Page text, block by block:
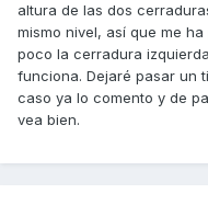
altura de las dos
mismo nivel, así que me
poco la cerradura
funciona. Dejaré pasar un
caso ya lo comento y de
vea bien.